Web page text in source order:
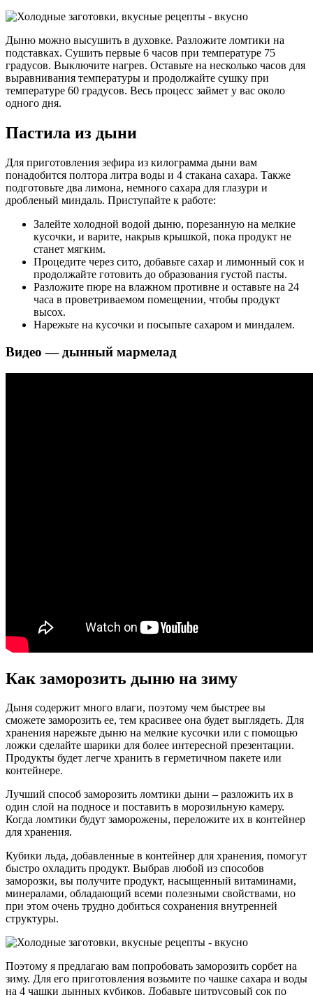
Дыню можно высушить в духовке. Разложите ломтики на
подставках. Сушить первые 6 часов при температуре 75
градусов. Выключите нагрев. Оставьте на несколько часов для
выравнивания температуры и продолжайте сушку при
температуре 60 градусов. Весь процесс займет у вас около
одного дня.
Пастила из дыни
Для приготовления зефира из килограмма дыни вам
понадобится полтора литра воды и 4 стакана сахара. Также
подготовьте два лимона, немного сахара для глазури и
дробленый миндаль. Приступайте к работе:
Залейте холодной водой дыню, порезанную на мелкие
кусочки, и варите, накрыв крышкой, пока продукт не
станет мягким.
Процедите через сито, добавьте сахар и лимонный сок и
продолжайте готовить до образования густой пасты.
Разложите пюре на влажном противне и оставьте на 24
часа в проветриваемом помещении, чтобы продукт
высох.
Нарежьте на кусочки и посыпьте сахаром и миндалем.
Видео — дынный мармелад
Как заморозить дыню на зиму
Дыня содержит много влаги, поэтому чем быстрее вы
сможете заморозить ее, тем красивее она будет выглядеть. Для
хранения нарежьте дыню на мелкие кусочки или с помощью
ложки сделайте шарики для более интересной презентации.
Продукты будет легче хранить в герметичном пакете или
контейнере.
Лучший способ заморозить ломтики дыни – разложить их в
один слой на подносе и поставить в морозильную камеру.
Когда ломтики будут заморожены, переложите их в контейнер
для хранения.
Кубики льда, добавленные в контейнер для хранения, помогут
быстро охладить продукт. Выбрав любой из способов
заморозки, вы получите продукт, насыщенный витаминами,
минералами, обладающий всеми полезными свойствами, но
при этом очень трудно добиться сохранения внутренней
структуры.
Поэтому я предлагаю вам попробовать заморозить сорбет на
зиму. Для его приготовления возьмите по чашке сахара и воды
на 4 чашки дынных кубиков. Добавьте цитрусовый сок по